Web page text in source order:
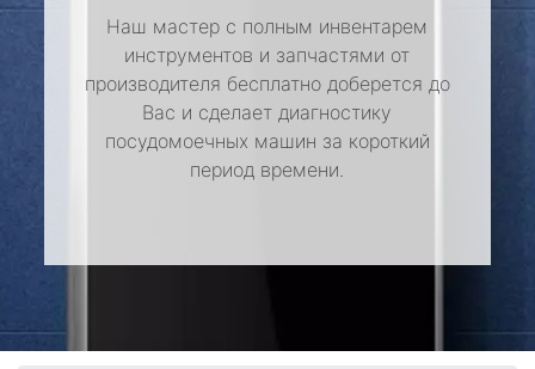
Наш мастер с полным инвентарем
инструментов и запчастями от
производителя бесплатно доберется до
Вас и сделает диагностику
посудомоечных машин за короткий
период времени.